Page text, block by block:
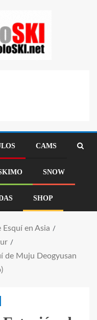
CAMS
SNOW
SHOP
Esquí en Asia
de Muju Deogyusan